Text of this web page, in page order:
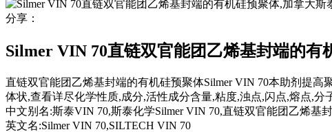
分享：
Silmer VIN 70直链双官能团乙烯基封端的
直链双官能团乙烯基封端的有机硅预聚体Silmer VIN 70本助剂提
体状,查看详尽化学性质,成分,活性成分含量,粘度,浊点,闪点,熔点,分
中文别名:斯泰VIN 70,斯泰化学Silmer VIN 70,直链双官能团乙烯基
英文名:Silmer VIN 70,SILTECH VIN 70